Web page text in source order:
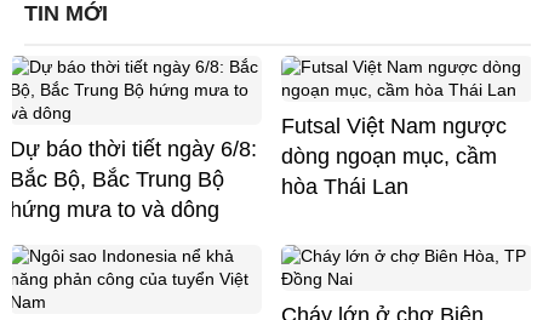
TIN MỚI
Dự báo thời tiết ngày 6/8:
Bắc Bộ, Bắc Trung Bộ
hứng mưa to và dông
Futsal Việt Nam ngược
dòng ngoạn mục, cầm
hòa Thái Lan